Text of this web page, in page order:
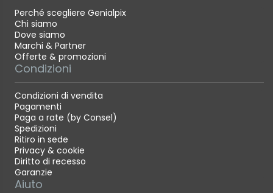
Perché scegliere Genialpix
Chi siamo
Dove siamo
Marchi & Partner
Offerte & promozioni
Condizioni
Condizioni di vendita
Pagamenti
Paga a rate (by Consel)
Spedizioni
Ritiro in sede
Privacy & cookie
Diritto di recesso
Garanzie
Aiuto